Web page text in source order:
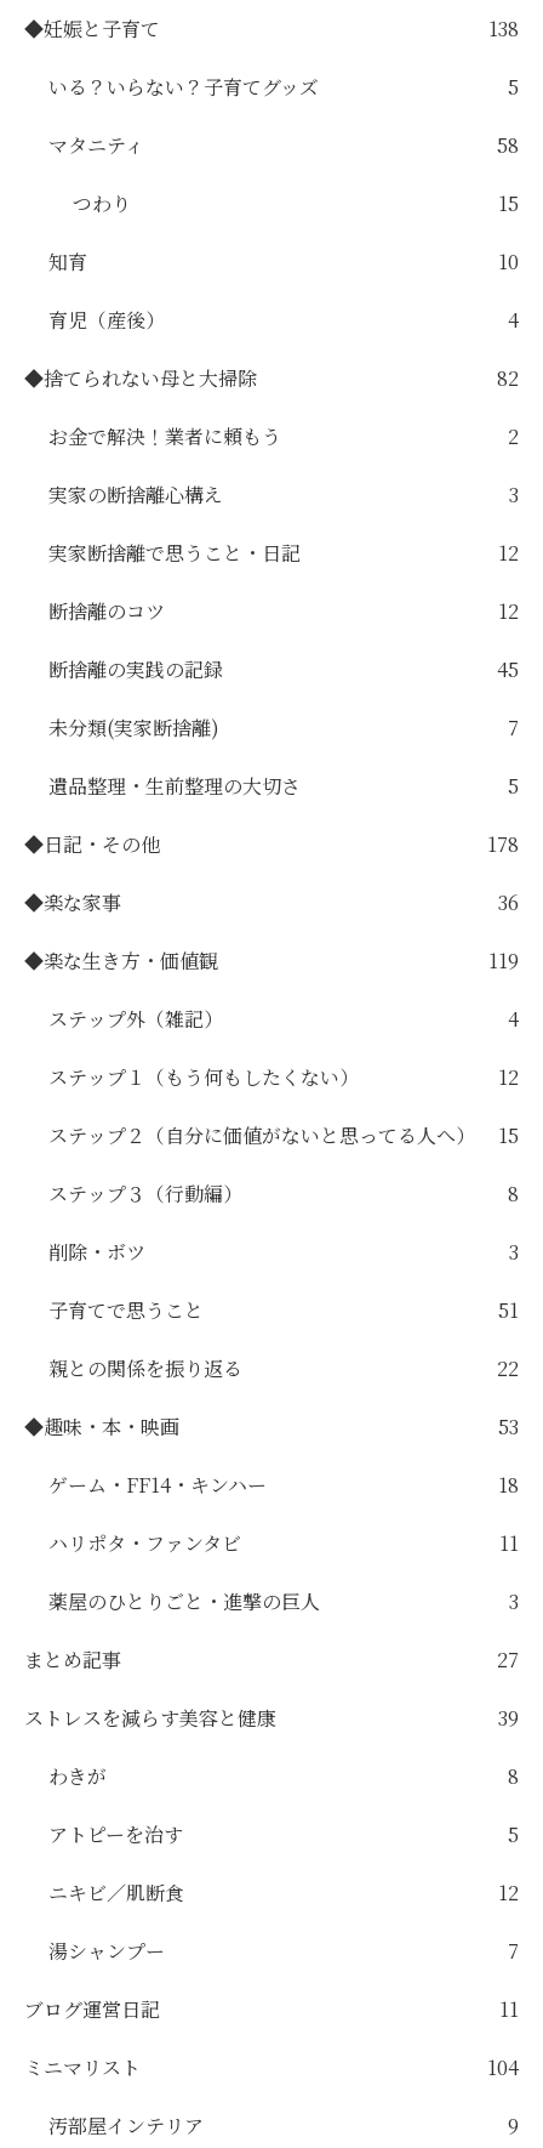
◆妊娠と子育て 138
いる？いらない？子育てグッズ 5
マタニティ 58
つわり 15
知育 10
育児（産後） 4
◆捨てられない母と大掃除 82
お金で解決！業者に頼もう 2
実家の断捨離心構え 3
実家断捨離で思うこと・日記 12
断捨離のコツ 12
断捨離の実践の記録 45
未分類(実家断捨離) 7
遺品整理・生前整理の大切さ 5
◆日記・その他 178
◆楽な家事 36
◆楽な生き方・価値観 119
ステップ外（雑記） 4
ステップ１（もう何もしたくない） 12
ステップ２（自分に価値がないと思ってる人へ） 15
ステップ３（行動編） 8
削除・ボツ 3
子育てで思うこと 51
親との関係を振り返る 22
◆趣味・本・映画 53
ゲーム・FF14・キンハー 18
ハリポタ・ファンタビ 11
薬屋のひとりごと・進撃の巨人 3
まとめ記事 27
ストレスを減らす美容と健康 39
わきが 8
アトピーを治す 5
ニキビ／肌断食 12
湯シャンプー 7
ブログ運営日記 11
ミニマリスト 104
汚部屋インテリア 9